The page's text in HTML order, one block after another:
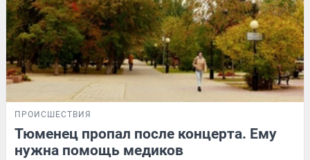
ПРОИСШЕСТВИЯ
Тюменец пропал после концерта. Ему
нужна помощь медиков